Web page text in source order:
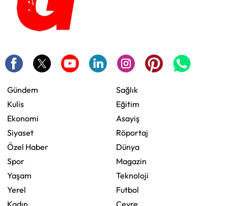
Gündem
Kulis
Ekonomi
Siyaset
Özel Haber
Spor
Yaşam
Yerel
Sağlık
Eğitim
Asayiş
Röportaj
Dünya
Magazin
Teknoloji
Futbol